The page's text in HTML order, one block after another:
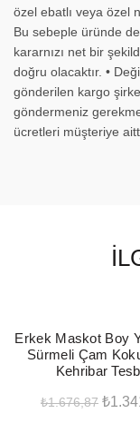
özel ebatlı veya özel
Bu sebeple üründe
kararnızı net bir
doğru olacaktır. •
gönderilen kargo
göndermeniz
ücretleri müşteriye
Erkek Maskot Boy
Sürmeli Çam
Kehribar
₺1.676,87 ₺